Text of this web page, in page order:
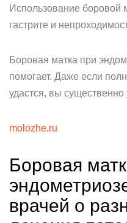
Использование боровой
гастрите и
Боровая матка при
помогает. Даже если
удастся, вы
molozhe.ru
Боровая
врачей о